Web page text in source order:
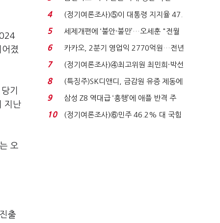
졌
기
지난
오
출
로이터에 성명...
4
(정기여론조사)⑤이 대통령 지지율 47.
7%…일주일 만에 ...
5
세제개편에 ‘불안·불만’…오세훈 "전월
세 구하기 더 ...
6
카카오, 2분기 영업익 2770억원…전년
비 36% 증가...
7
(정기여론조사)④최고위원 최민희·박선
원 '양강'…서미...
8
(특징주)SK디앤디, 금감원 유증 제동에
장 초반 상한가...
9
삼성 Z8 역대급 ‘흥행’에 애플 반격 주
목…9월 ‘폴...
10
(정기여론조사)⑥민주 46.2% 대 국힘